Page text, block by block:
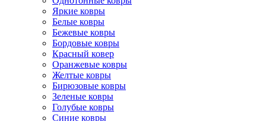
Яркие ковры
Белые ковры
Бежевые ковры
Бордовые ковры
Красный ковер
Оранжевые ковры
Желтые ковры
Бирюзовые ковры
Зеленые ковры
Голубые ковры
Синие ковры